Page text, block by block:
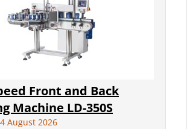
Front and Back
Machine LD-350S
August 2026